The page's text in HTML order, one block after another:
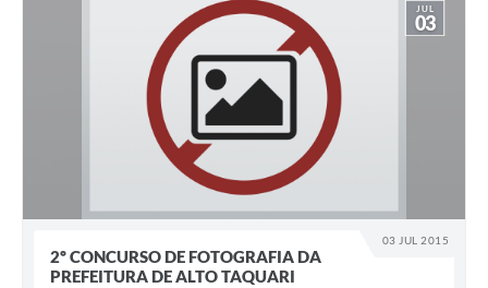
03 JUL 2015
JUL
03
2º CONCURSO DE FOTOGRAFIA DA
PREFEITURA DE ALTO TAQUARI